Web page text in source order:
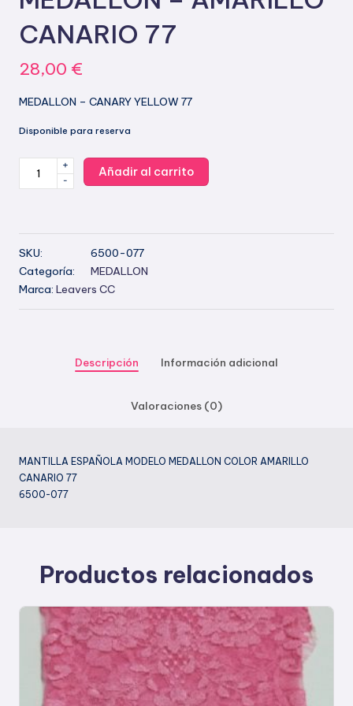
CANARIO 77
28,00 €
MEDALLON – CANARY YELLOW 77
Disponible para reserva
MEDALLON
77
cantidad
-
+
Añadir al carrito
SKU:
6500-077
Categoría:
MEDALLON
Marca: Leavers CC
Descripción Información adicional
Valoraciones (0)
MANTILLA ESPAÑOLA MODELO MEDALLON COLOR AMARILLO
CANARIO 77
6500-077
Productos relacionados